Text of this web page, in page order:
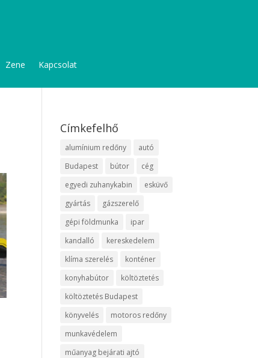
Zene Kapcsolat
Címkefelhő
alumínium redőny
autó
Budapest
bútor
cég
egyedi zuhanykabin
esküvő
gyártás
gázszerelő
gépi földmunka
ipar
kandalló
kereskedelem
klíma szerelés
konténer
konyhabútor
költöztetés
költöztetés Budapest
könyvelés
motoros redőny
munkavédelem
műanyag bejárati ajtó